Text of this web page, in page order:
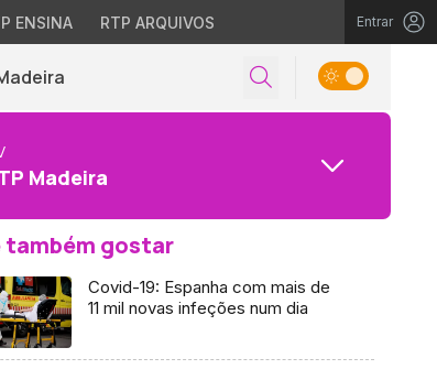
ENSINA RTP ARQUIVOS Entrar
Madeira
também gostar
Covid-19: Espanha com mais de
11 mil novas infeções num dia